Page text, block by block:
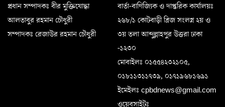
প্রধান সম্পাদকঃ বীর মুক্তিযোদ্ধা
আলতাবুর রহমান চৌধুরী
সম্পাদকঃ রেজাউর রহমান চৌধুরী
বার্তা-বাণিজ্যিক ও দাপ্তরিক কার্যালয়ঃ
২৬৮/১ কোটবাড়ী ব্রিজ সংলগ্ন ২য় ও
৩য় তলা আব্দুল্লাহপুর উত্তরা ঢাকা
-১২৩০
মোবাইলঃ ০১৫৫৪২৩২১০৫,
০১৮১১৩১১৭৩৯, ০১৭১৯৬৮১৬৯১
ইমেইলঃ cpbdnews@gmail.com
ওয়েবসাইটঃ